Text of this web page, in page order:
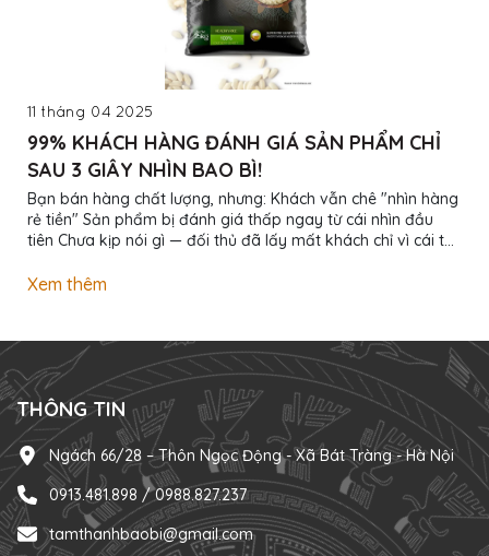
11 tháng 04 2025
99% KHÁCH HÀNG ĐÁNH GIÁ SẢN PHẨM CHỈ
SAU 3 GIÂY NHÌN BAO BÌ!
Bạn bán hàng chất lượng, nhưng: Khách vẫn chê "nhìn hàng
rẻ tiền" Sản phẩm bị đánh giá thấp ngay từ cái nhìn đầu
tiên Chưa kịp nói gì — đối thủ đã lấy mất khách chỉ vì cái túi
bạn: Thiết kế bao bì nhận diện thương hiệu riêng In ấn
để gói hàng — Bao bì đẹp để bán được giá cao! Inbox ngay
để xem mẫu thực...
Xem thêm
THÔNG TIN
Ngách 66/28 – Thôn Ngọc Động - Xã Bát Tràng - Hà Nội
0913.481.898 / 0988.827.237
tamthanhbaobi@gmail.com